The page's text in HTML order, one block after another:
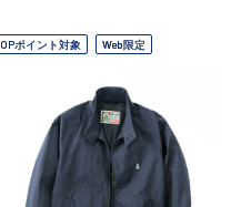
OPポイント対象 Web限定